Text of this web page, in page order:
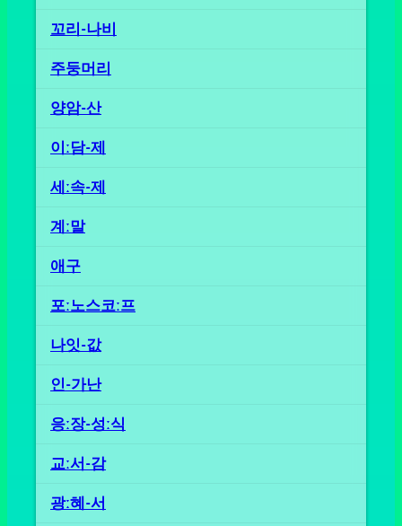
꼬리-나비
주둥머리
양암-산
이ː담-제
세ː속-제
계ː말
애구
포ː노스코ː프
나잇-값
인-가난
응ː장-성ː식
교ː서-감
광ː혜-서